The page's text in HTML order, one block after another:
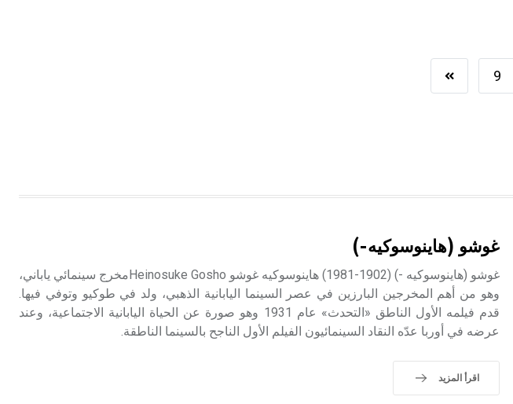
9
غوشو (هاينوسوكيه-)
غوشو (هاينوسوكيه -) (1902-1981) هاينوسوكيه غوشو Heinosuke Goshoمخرج سينمائي ياباني،
وهو من أهم المخرجين البارزين في عصر السينما اليابانية الذهبي، ولد في طوكيو وتوفي فيها.
قدم فيلمه الأول الناطق «التحدث» عام 1931 وهو صورة عن الحياة اليابانية الاجتماعية، وعند
عرضه في أوربا عدّه النقاد السينمائيون الفيلم الأول الناجح بالسينما الناطقة.
اقرأ المزيد